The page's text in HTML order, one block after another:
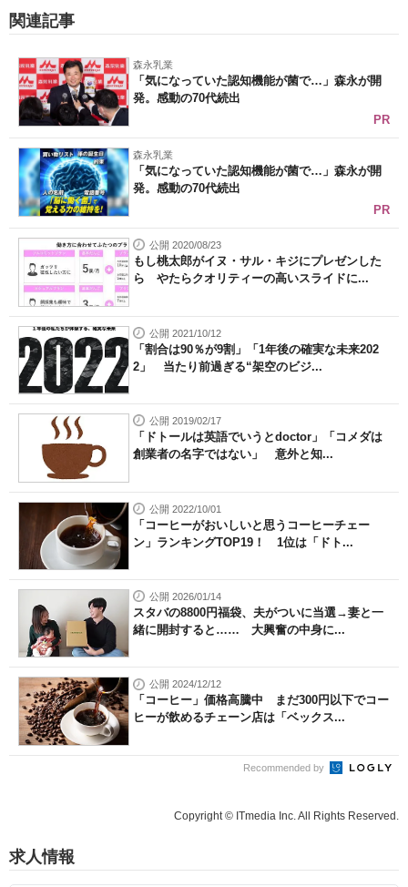
関連記事
森永乳業
「気になっていた認知機能が菌で…」森永が開
発。感動の70代続出
PR
森永乳業
「気になっていた認知機能が菌で…」森永が開
発。感動の70代続出
PR
公開 2020/08/23
もし桃太郎がイヌ・サル・キジにプレゼンした
ら やたらクオリティーの高いスライドに...
公開 2021/10/12
「割合は90％が9割」「1年後の確実な未来202
2」 当たり前過ぎる“架空のビジ...
公開 2019/02/17
「ドトールは英語でいうとdoctor」「コメダは
創業者の名字ではない」 意外と知...
公開 2022/10/01
「コーヒーがおいしいと思うコーヒーチェー
ン」ランキングTOP19！ 1位は「ドト...
公開 2026/01/14
スタバの8800円福袋、夫がついに当選→妻と一
緒に開封すると…… 大興奮の中身に...
公開 2024/12/12
「コーヒー」価格高騰中 まだ300円以下でコー
ヒーが飲めるチェーン店は「ベックス...
Recommended by
Copyright © ITmedia Inc. All Rights Reserved.
求人情報